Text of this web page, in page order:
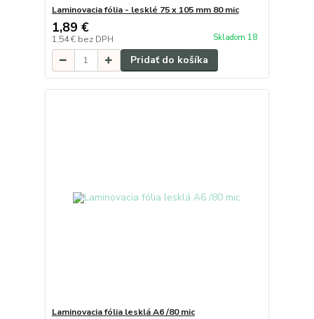
Laminovacia fólia - lesklé 75 x 105 mm 80 mic
1,89 €
1,54 € bez DPH Skladom 18
Pridať do košíka
Laminovacia fólia lesklá A6 /80 mic